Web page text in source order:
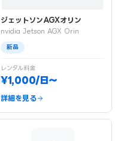
ジェットソンAGXオリン
nvidia Jetson AGX Orin
新品
レンタル料金
¥1,000/日〜
詳細を見る